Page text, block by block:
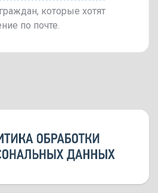
которые хотят
по почте.